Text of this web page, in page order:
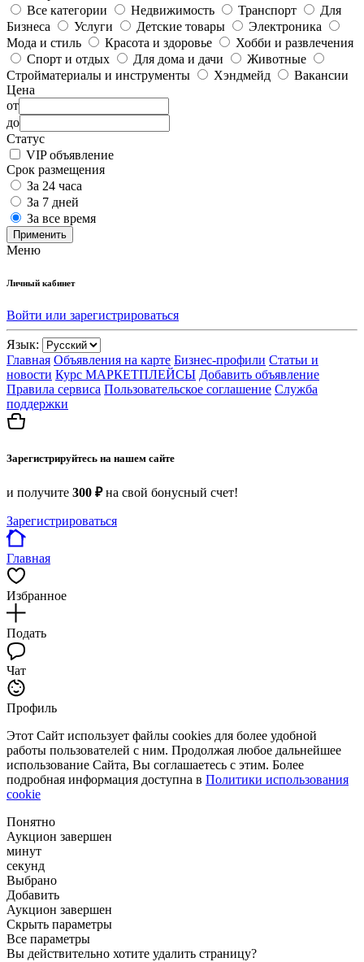
Все категории
Недвижимость Транспорт
Для
Бизнеса
Услуги Детские товары
Электроника
Мода и стиль
Красота и здоровье
Хобби и развлечения
Спорт и отдых
Для дома и дачи
Животные
Стройматериалы и инструменты
Хэндмейд
Вакансии
Цена
от
до
Статус
VIP объявление
Срок размещения
За 24 часа
За 7 дней
За все время
Применить
Меню
Личный кабинет
Войти или зарегистрироваться
Язык:
Главная Объявления на карте Бизнес-профили Статьи и
новости Курс МАРКЕТПЛЕЙСЫ Добавить объявление
Правила сервиса Пользовательское соглашение Служба
поддержки
Зарегистрируйтесь на нашем сайте
и получите 300 ₽на свой бонусный счет!
Зарегистрироваться
Главная
Избранное
Подать
Чат
Профиль
Этот Сайт использует файлы cookies для более удобной
работы пользователей с ним. Продолжая любое дальнейшее
использование Сайта, Вы соглашаетесь с этим. Более
подробная информация доступна в Политики использования
cookie
Понятно
Аукцион завершен
минут
секунд
Выбрано
Добавить
Аукцион завершен
Скрыть параметры
Все параметры
Вы действительно хотите удалить страницу?